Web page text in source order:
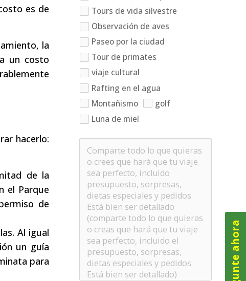
es de
la
un costo
hacerlo:
de la
el Parque
de
Al igual
un guía
para
Tours de vida silvestre
Observación de aves
Paseo por la ciudad
Tour de primates
viaje cultural
Rafting en el agua
Montañismo
golf
Luna de miel
Pregunte ahora